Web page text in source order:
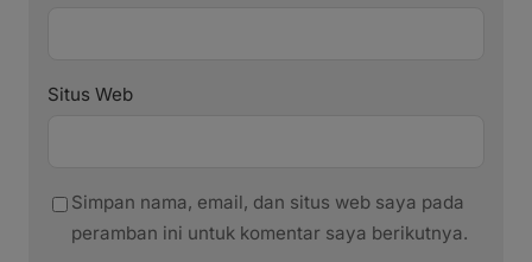
Situs Web
Simpan nama, email, dan situs web saya pada
peramban ini untuk komentar saya berikutnya.